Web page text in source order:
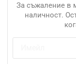
За съжаление в
наличност.